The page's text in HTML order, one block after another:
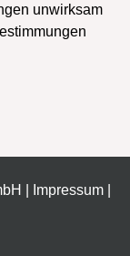
unwirksam
| Impressum|